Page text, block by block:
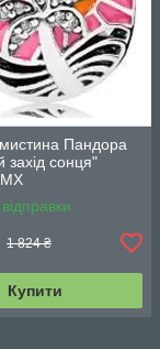
Пандора
захід сонця"
1 824 ₴
Купити